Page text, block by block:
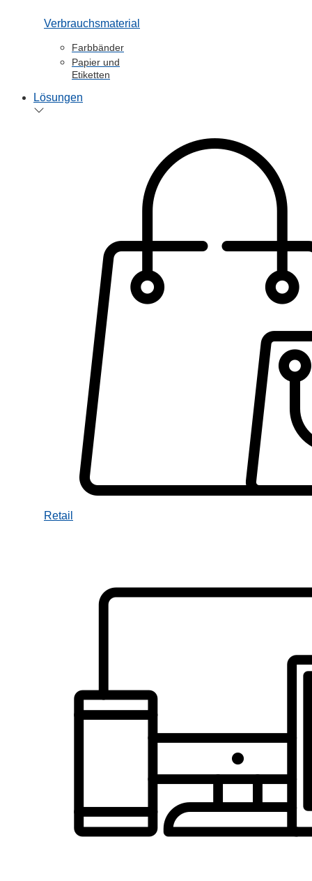
Verbrauchsmaterial
Farbbänder
Papier und
Etiketten
Lösungen
Retail